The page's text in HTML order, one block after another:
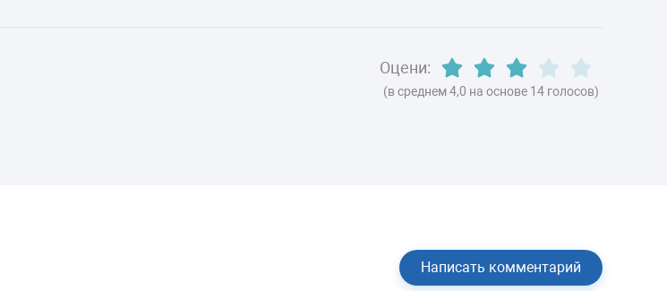
Оцени:
(в среднем 4,0 на основе 14 голосов)
Написать комментарий